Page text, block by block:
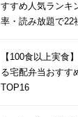
すすめ人気ランキ
率・読み放題で22
【100食以上実食
る宅配弁当おすす
TOP16